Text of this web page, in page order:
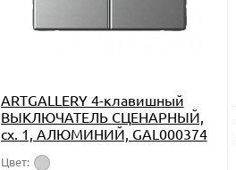
ARTGALLERY 4-клавишный
ВЫКЛЮЧАТЕЛЬ СЦЕНАРНЫЙ,
сх. 1, АЛЮМИНИЙ, GAL000374
Цвет: